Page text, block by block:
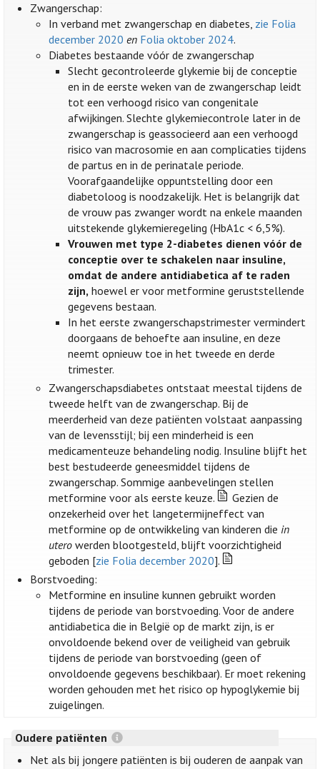
Zwangerschap:
In verband met zwangerschap en diabetes, zie Folia
december 2020 en Folia oktober 2024.
Diabetes bestaande vóór de zwangerschap
Slecht gecontroleerde glykemie bij de conceptie
en in de eerste weken van de zwangerschap leidt
tot een verhoogd risico van congenitale
afwijkingen. Slechte glykemiecontrole later in de
zwangerschap is geassocieerd aan een verhoogd
risico van macrosomie en aan complicaties tijdens
de partus en in de perinatale periode.
Voorafgaandelijke oppuntstelling door een
diabetoloog is noodzakelijk. Het is belangrijk dat
de vrouw pas zwanger wordt na enkele maanden
uitstekende glykemieregeling (HbA1c < 6,5%).
Vrouwen met type 2-diabetes dienen vóór de
conceptie over te schakelen naar insuline,
omdat de andere antidiabetica af te raden
zijn,hoewel er voor metformine geruststellende
gegevens bestaan.
In het eerste zwangerschapstrimester vermindert
doorgaans de behoefte aan insuline, en deze
neemt opnieuw toe in het tweede en derde
trimester.
Zwangerschapsdiabetes ontstaat meestal tijdens de
tweede helft van de zwangerschap. Bij de
meerderheid van deze patiënten volstaat aanpassing
van de levensstijl; bij een minderheid is een
medicamenteuze behandeling nodig. Insuline blijft het
best bestudeerde geneesmiddel tijdens de
zwangerschap. Sommige aanbevelingen stellen
metformine voor als eerste keuze.
Gezien de
onzekerheid over het langetermijneffect van
metformine op de ontwikkeling van kinderen die in
utero werden blootgesteld, blijft voorzichtigheid
geboden [zie Folia december 2020].
Borstvoeding:
Metformine en insuline kunnen gebruikt worden
tijdens de periode van borstvoeding. Voor de andere
antidiabetica die in België op de markt zijn, is er
onvoldoende bekend over de veiligheid van gebruik
tijdens de periode van borstvoeding (geen of
onvoldoende gegevens beschikbaar). Er moet rekening
worden gehouden met het risico op hypoglykemie bij
zuigelingen.
Oudere patiënten
Net als bij jongere patiënten is bij ouderen de aanpak van